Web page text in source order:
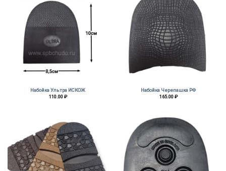
Набойка Ультра ИСКОЖ
110.00₽
Набойка Черепашка РФ
165.00₽